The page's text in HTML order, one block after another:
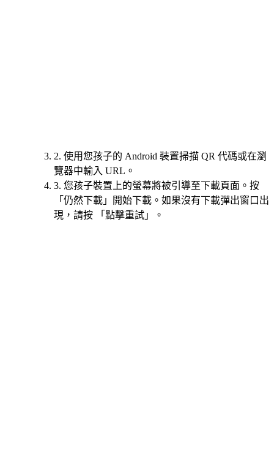
2. 使用您孩子的 Android 裝置掃描 QR 代碼或在瀏
覽器中輸入 URL。
3. 您孩子裝置上的螢幕將被引導至下載頁面。按
「仍然下載」開始下載。如果沒有下載彈出窗口出
現，請按 「點擊重試」。